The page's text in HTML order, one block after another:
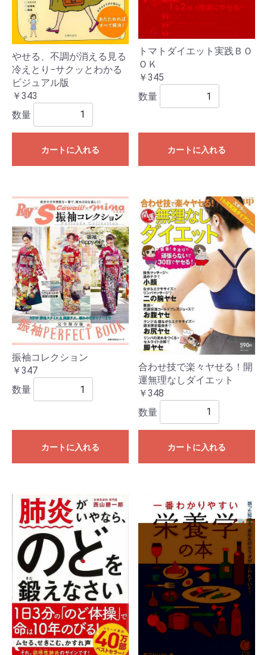
やせる、不調が消える見る
冷えとり−サクッとわかる
ビジュアル版
￥343
数量
カートに入れる
トマトダイエット実践ＢＯ
ＯＫ
￥345
数量
カートに入れる
振袖コレクション
￥347
数量
カートに入れる
合わせ技で楽々ヤせる！開
運無理なしダイエット
￥348
数量
カートに入れる